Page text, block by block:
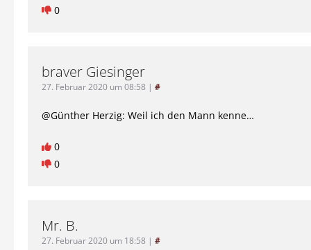
0
braver Giesinger
27. Februar 2020 um 08:58 | #
@Günther Herzig: Weil ich den Mann kenne…
0
0
Mr. B.
27. Februar 2020 um 18:58 | #